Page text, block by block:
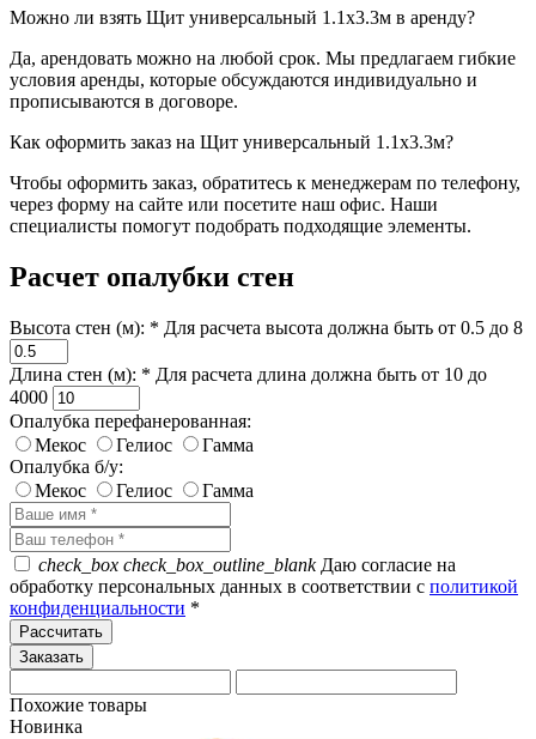
Можно ли взять Щит универсальный 1.1x3.3м в аренду?
Да, арендовать можно на любой срок. Мы предлагаем гибкие
условия аренды, которые обсуждаются индивидуально и
прописываются в договоре.
Как оформить заказ на Щит универсальный 1.1x3.3м?
Чтобы оформить заказ, обратитесь к менеджерам по телефону,
через форму на сайте или посетите наш офис. Наши
специалисты помогут подобрать подходящие элементы.
Расчет опалубки стен
Высота стен (м): * Для расчета высота должна быть от 0.5 до 8
Длина стен (м): * Для расчета длина должна быть от 10 до
4000
Опалубка перефанерованная:
Мекос
Гелиос
Гамма
Опалубка б/у:
Мекос
Гелиос Гамма
check_box check_box_outline_blankДаю согласие на
обработку персональных данных в соответствии с политикой
конфиденциальности *
Рассчитать
Похожие товары
Новинка